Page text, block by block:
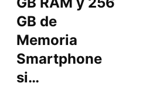
GB de
Memoria
Smartphone
si…